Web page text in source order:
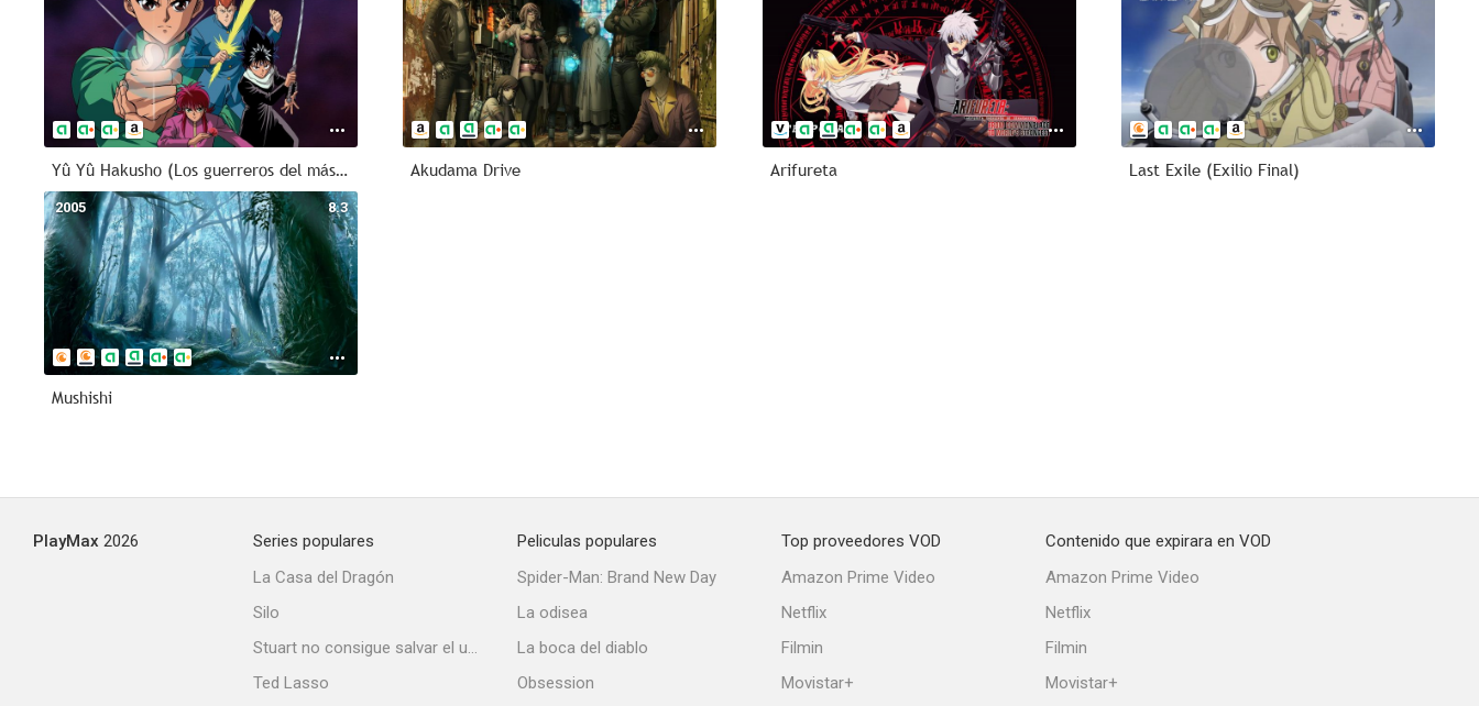
Yû Yû Hakusho (Los guerreros del más allá) Akudama Drive Arifureta Last Exile (Exilio Final)
8.3
2005
Mushishi
PlayMax 2026
Series populares
La Casa del Dragón
Silo
Stuart no consigue salvar el universo
Ted Lasso
Peliculas populares
Spider-Man: Brand New Day
La odisea
La boca del diablo
Obsession
Top proveedores VOD
Amazon Prime Video
Netflix
Filmin
Movistar+
Contenido que expirara en VOD
Amazon Prime Video
Netflix
Filmin
Movistar+